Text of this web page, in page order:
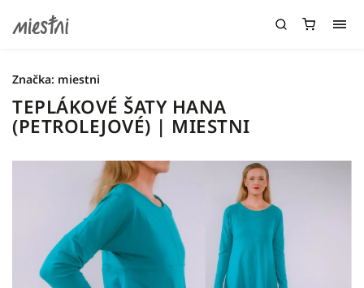
TEPLÁKOVÉ ŠATY HANA
(PETROLEJOVÉ) | MIESTNI
Značka: miestni